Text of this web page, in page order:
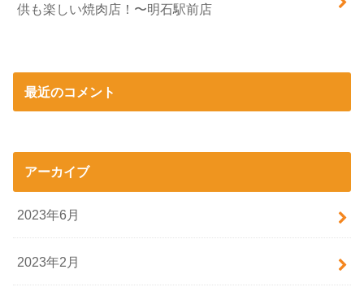
供も楽しい焼肉店！〜明石駅前店
最近のコメント
アーカイブ
2023年6月
2023年2月